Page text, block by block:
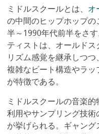
ミドルスクールとは、 オ
の中間のヒップホップ
半～1990年代前半をさ
ティストは、オールド
リズム感覚を継承しつ
複雑なビート構造やラッ
が特徴である。
ミドルスクールの音楽
利用やサンプリング技
が挙げられる。ギャン